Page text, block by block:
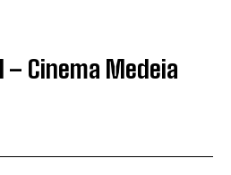
– Cinema Medeia